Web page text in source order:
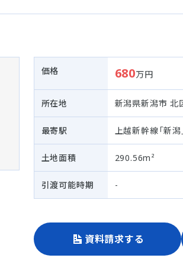
価格 680万円
所在地 新潟県新潟市 北
最寄駅 上越新幹線「新
土地面積 290.56m²
引渡可能時期 -
資料請求する